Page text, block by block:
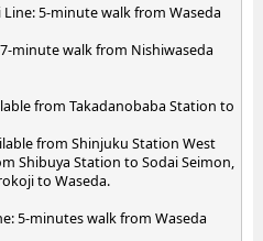
Line: 5-minute walk from Waseda
minute walk from Nishiwaseda
from Takadanobaba Station to
from Shinjuku Station West
Shibuya Station to Sodai Seimon,
to Waseda.
5-minutes walk from Waseda